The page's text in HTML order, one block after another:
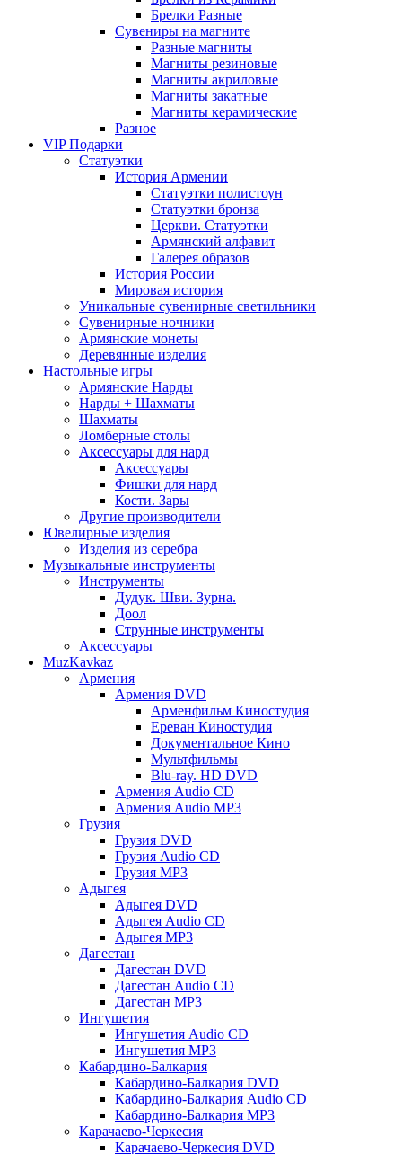
Брелки Разные
Сувениры на магните
Разные магниты
Магниты резиновые
Магниты акриловые
Магниты закатные
Магниты керамические
Разное
VIP Подарки
Статуэтки
История Армении
Статуэтки полистоун
Статуэтки бронза
Церкви. Статуэтки
Армянский алфавит
Галерея образов
История России
Мировая история
Уникальные сувенирные светильники
Сувенирные ночники
Армянские монеты
Деревянные изделия
Настольные игры
Армянские Нарды
Нарды + Шахматы
Шахматы
Ломберные столы
Аксессуары для нард
Аксессуары
Фишки для нард
Кости. Зары
Другие производители
Ювелирные изделия
Изделия из серебра
Музыкальные инструменты
Инструменты
Дудук. Шви. Зурна.
Доол
Струнные инструменты
Аксессуары
MuzKavkaz
Армения
Армения DVD
Арменфильм Киностудия
Ереван Киностудия
Документальное Кино
Мультфильмы
Blu-ray. HD DVD
Армения Audio CD
Армения Audio MP3
Грузия
Грузия DVD
Грузия Audio CD
Грузия MP3
Адыгея
Адыгея DVD
Адыгея Audio CD
Адыгея MP3
Дагестан
Дагестан DVD
Дагестан Audio CD
Дагестан MP3
Ингушетия
Ингушетия Audio CD
Ингушетия MP3
Кабардино-Балкария
Кабардино-Балкария DVD
Кабардино-Балкария Audio CD
Кабардино-Балкария MP3
Карачаево-Черкесия
Карачаево-Черкесия DVD